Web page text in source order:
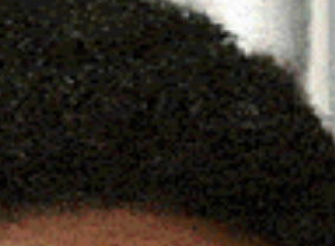
Cerca
Cerca